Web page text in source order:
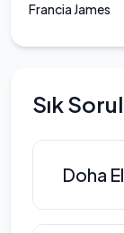
Francia James
Sık
Doha